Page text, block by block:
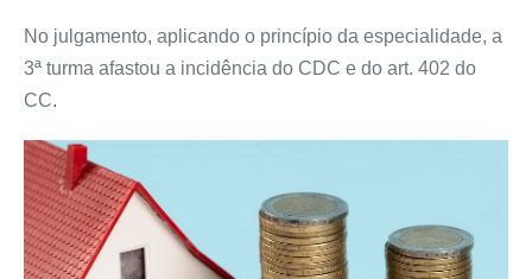
No julgamento, aplicando o princípio da especialidade, a
3ª turma afastou a incidência do CDC e do art. 402 do
CC.